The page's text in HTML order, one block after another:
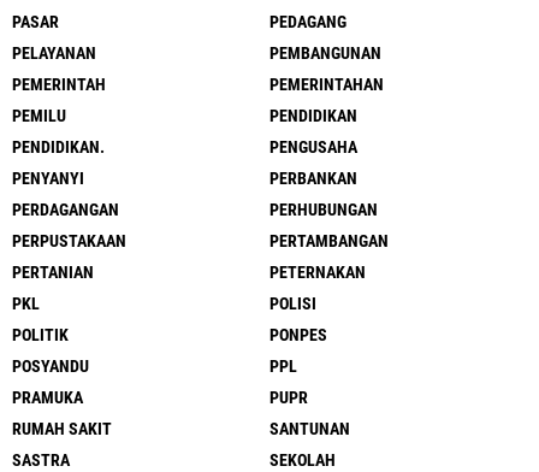
PASAR
PEDAGANG
PELAYANAN
PEMBANGUNAN
PEMERINTAH
PEMERINTAHAN
PEMILU
PENDIDIKAN
PENDIDIKAN.
PENGUSAHA
PENYANYI
PERBANKAN
PERDAGANGAN
PERHUBUNGAN
PERPUSTAKAAN
PERTAMBANGAN
PERTANIAN
PETERNAKAN
PKL
POLISI
POLITIK
PONPES
POSYANDU
PPL
PRAMUKA
PUPR
RUMAH SAKIT
SANTUNAN
SASTRA
SEKOLAH